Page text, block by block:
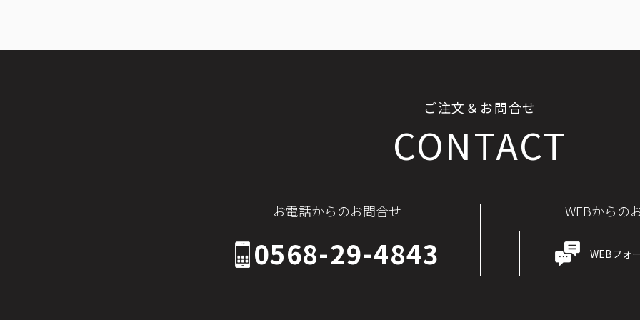
ご注文＆お問合せ
CONTACT
お電話からのお問合せ
0568-29-4843
WEBからの
WEBフォ